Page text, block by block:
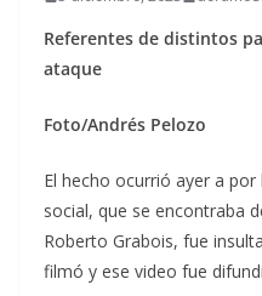
Referentes de distintos
ataque
Foto/Andrés Pelozo
El hecho ocurrió ayer a
social, que se encontraba
Roberto Grabois, fue
filmó y ese video fue